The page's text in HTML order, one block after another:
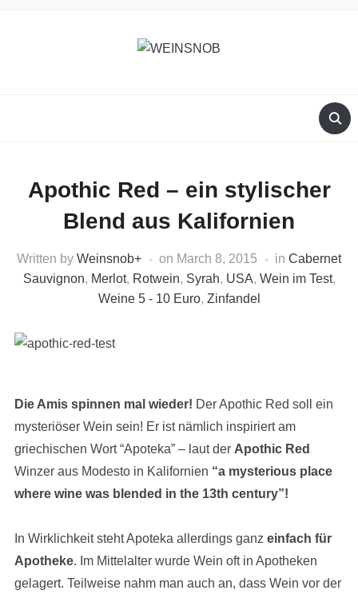
Apothic Red – ein stylischer
Blend aus Kalifornien
Written by Weinsnob+ on March 8, 2015 in Cabernet
Sauvignon, Merlot, Rotwein, Syrah, USA, Wein im Test,
Weine 5 - 10 Euro, Zinfandel
Die Amis spinnen mal wieder! Der Apothic Red soll ein
mysteriöser Wein sein! Er ist nämlich inspiriert am
griechischen Wort “Apoteka” – laut der Apothic Red
Winzer aus Modesto in Kalifornien “a mysterious place
where wine was blended in the 13th century”!
In Wirklichkeit steht Apoteka allerdings ganz einfach für
Apotheke. Im Mittelalter wurde Wein oft in Apotheken
gelagert. Teilweise nahm man auch an, dass Wein vor der